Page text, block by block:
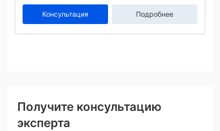
Консультация Подробнее
Получите консультацию
эксперта